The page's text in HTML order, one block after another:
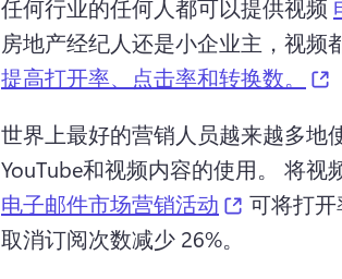
任何行业的任何人都可以提供视频
房地产经纪人还是小企业主，视频
提高打开率、点击率和转换数。
世界上最好的营销人员越来越多地
YouTube和视频内容的使用。 将视
电子邮件市场营销活动
(opens in
可将打开
取消订阅次数减少 26%。